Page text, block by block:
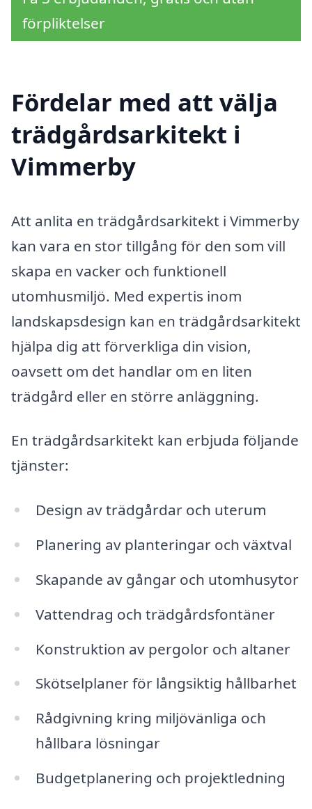
förpliktelser
Fördelar med att välja
trädgårdsarkitekt i
Vimmerby
Att anlita en trädgårdsarkitekt i Vimmerby
kan vara en stor tillgång för den som vill
skapa en vacker och funktionell
utomhusmiljö. Med expertis inom
landskapsdesign kan en trädgårdsarkitekt
hjälpa dig att förverkliga din vision,
oavsett om det handlar om en liten
trädgård eller en större anläggning.
En trädgårdsarkitekt kan erbjuda följande
tjänster:
Design av trädgårdar och uterum
Planering av planteringar och växtval
Skapande av gångar och utomhusytor
Vattendrag och trädgårdsfontäner
Konstruktion av pergolor och altaner
Skötselplaner för långsiktig hållbarhet
Rådgivning kring miljövänliga och
hållbara lösningar
Budgetplanering och projektledning